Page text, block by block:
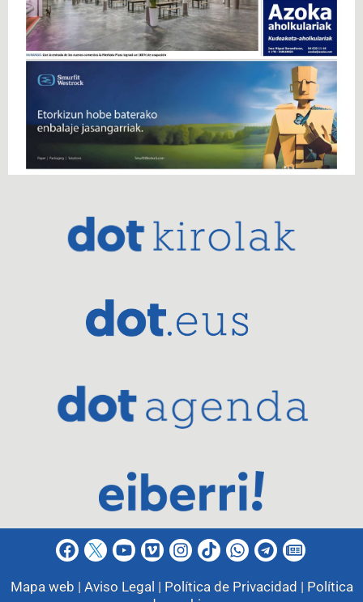
Mapa web | Aviso Legal | Política de Privacidad | Política